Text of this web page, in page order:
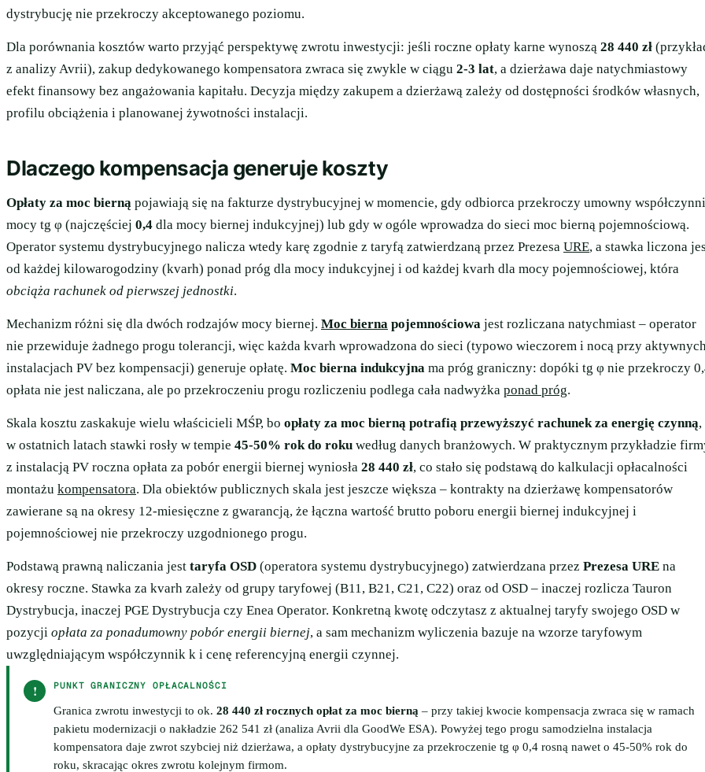
dystrybucję nie przekroczy akceptowanego poziomu.
Dla porównania kosztów warto przyjąć perspektywę zwrotu inwestycji: jeśli roczne opłaty karne wynoszą 28 440 zł
z analizy Avrii), zakup dedykowanego kompensatora zwraca się zwykle w ciągu 2-3 lat, a dzierżawa daje natychmiastowy
efekt finansowy bez angażowania kapitału. Decyzja między zakupem a dzierżawą zależy od dostępności środków własnych,
profilu obciążenia i planowanej żywotności instalacji.
Dlaczego kompensacja generuje koszty
Opłaty za moc bierną pojawiają się na fakturze dystrybucyjnej w momencie, gdy odbiorca przekroczy umowny
mocy tg φ (najczęściej 0,4 dla mocy biernej indukcyjnej) lub gdy w ogóle wprowadza do sieci moc bierną pojemnościową.
Operator systemu dystrybucyjnego nalicza wtedy karę zgodnie z taryfą zatwierdzaną przez Prezesa URE, a stawka liczona
od każdej kilowarogodziny (kvarh) ponad próg dla mocy indukcyjnej i od każdej kvarh dla mocy pojemnościowej, która
obciąża rachunek od pierwszej jednostki.
Mechanizm różni się dla dwóch rodzajów mocy biernej. Moc bierna pojemnościowa jest rozliczana natychmiast – operator
nie przewiduje żadnego progu tolerancji, więc każda kvarh wprowadzona do sieci (typowo wieczorem i nocą przy
instalacjach PV bez kompensacji) generuje opłatę. Moc bierna indukcyjna ma próg graniczny: dopóki tg φ nie przekroczy
opłata nie jest naliczana, ale po przekroczeniu progu rozliczeniu podlega cała nadwyżka ponad próg.
Skala kosztu zaskakuje wielu właścicieli MŚP, bo opłaty za moc bierną potrafią przewyższyć rachunek za energię czynną,
w ostatnich latach stawki rosły w tempie 45-50% rok do roku według danych branżowych. W praktycznym przykładzie
z instalacją PV roczna opłata za pobór energii biernej wyniosła 28 440 zł, co stało się podstawą do kalkulacji opłacalności
montażu kompensatora. Dla obiektów publicznych skala jest jeszcze większa – kontrakty na dzierżawę kompensatorów
zawierane są na okresy 12-miesięczne z gwarancją, że łączna wartość brutto poboru energii biernej indukcyjnej i
pojemnościowej nie przekroczy uzgodnionego progu.
Podstawą prawną naliczania jest taryfa OSD (operatora systemu dystrybucyjnego) zatwierdzana przez Prezesa URE na
okresy roczne. Stawka za kvarh zależy od grupy taryfowej (B11, B21, C21, C22) oraz od OSD – inaczej rozlicza Tauron
Dystrybucja, inaczej PGE Dystrybucja czy Enea Operator. Konkretną kwotę odczytasz z aktualnej taryfy swojego OSD w
pozycji opłata za ponadumowny pobór energii biernej, a sam mechanizm wyliczenia bazuje na wzorze taryfowym
uwzględniającym współczynnik k i cenę referencyjną energii czynnej.
! PUNKT GRANICZNY OPŁACALNOŚCI
Granica zwrotu inwestycji to ok. 28 440 zł rocznych opłat za moc bierną – przy takiej kwocie kompensacja zwraca się w ramach
pakietu modernizacji o nakładzie 262 541 zł (analiza Avrii dla GoodWe ESA). Powyżej tego progu samodzielna instalacja
kompensatora daje zwrot szybciej niż dzierżawa, a opłaty dystrybucyjne za przekroczenie tg φ 0,4 rosną nawet o 45-50% rok do
roku, skracając okres zwrotu kolejnym firmom.